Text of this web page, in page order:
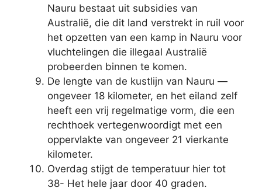
Nauru bestaat uit subsidies van
Australië, die dit land verstrekt in ruil voor
het opzetten van een kamp in Nauru voor
vluchtelingen die illegaal Australië
probeerden binnen te komen.
De lengte van de kustlijn van Nauru —
ongeveer 18 kilometer, en het eiland zelf
heeft een vrij regelmatige vorm, die een
rechthoek vertegenwoordigt met een
oppervlakte van ongeveer 21 vierkante
kilometer.
Overdag stijgt de temperatuur hier tot
38- Het hele jaar door 40 graden.